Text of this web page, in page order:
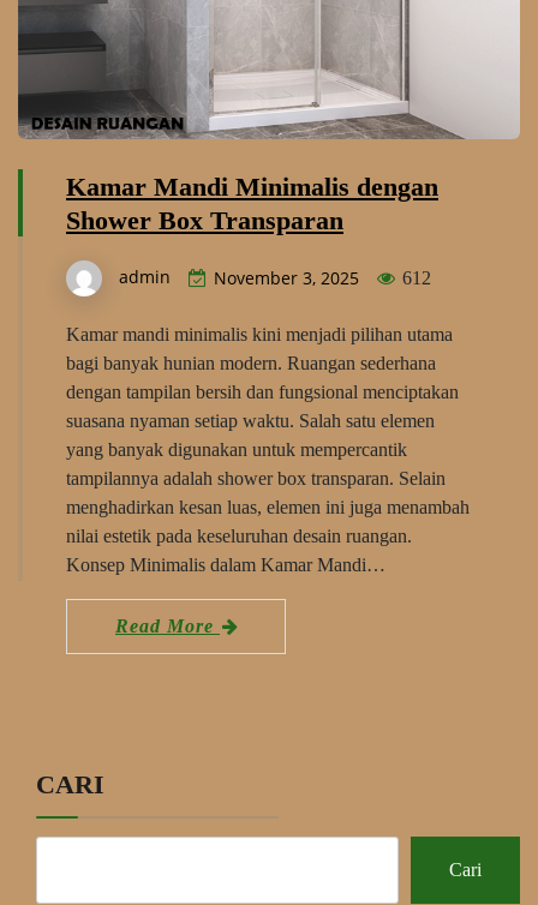
Kamar Mandi Minimalis dengan
Shower Box Transparan
admin November 3, 2025 612
Kamar mandi minimalis kini menjadi pilihan utama
bagi banyak hunian modern. Ruangan sederhana
dengan tampilan bersih dan fungsional menciptakan
suasana nyaman setiap waktu. Salah satu elemen
yang banyak digunakan untuk mempercantik
tampilannya adalah shower box transparan. Selain
menghadirkan kesan luas, elemen ini juga menambah
nilai estetik pada keseluruhan desain ruangan.
Konsep Minimalis dalam Kamar Mandi…
Read More
CARI
Cari